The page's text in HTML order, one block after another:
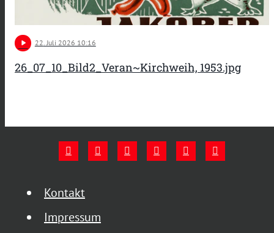
play_arrow 22. Juli 2026 10:16
26_07_10_Bild2_Veran~Kirchweih, 1953.jpg
Kontakt
Impressum